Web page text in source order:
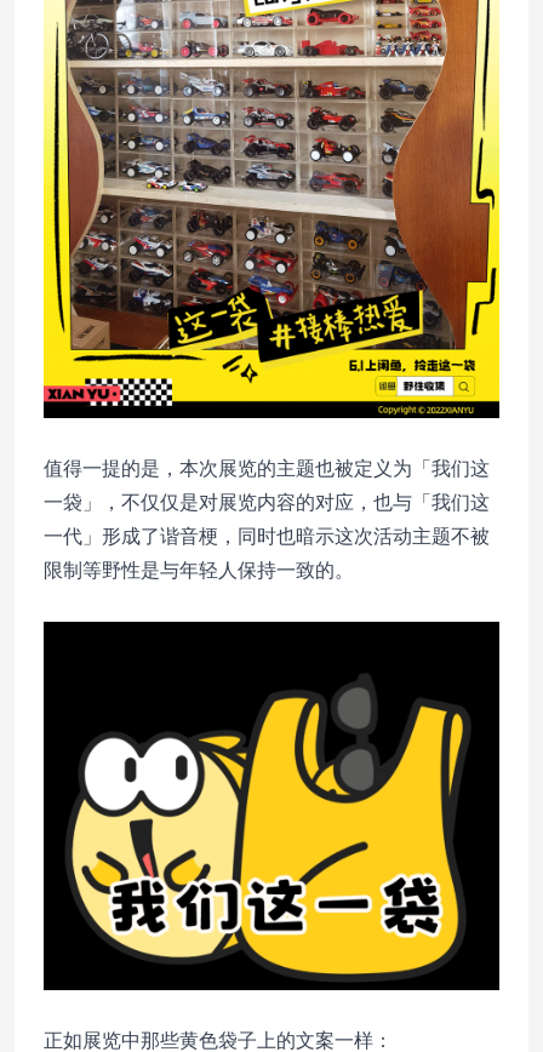
值得一提的是，本次展览的主题也被定义为「我们这
一袋」，不仅仅是对展览内容的对应，也与「我们这
一代」形成了谐音梗，同时也暗示这次活动主题不被
限制等野性是与年轻人保持一致的。
正如展览中那些黄色袋子上的文案一样：